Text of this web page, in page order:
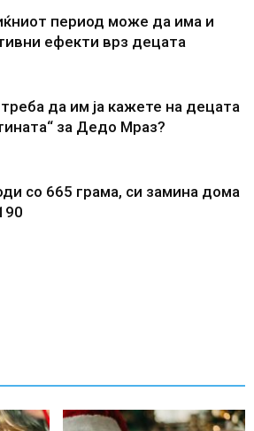
период може да има и
ефекти врз децата
да им ја кажете на децата
за Дедо Мраз?
со 665 грама, си замина дома